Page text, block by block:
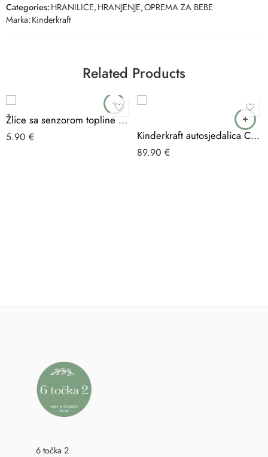
Categories:HRANILICE,HRANJENJE,OPREMA ZA BEBE
Marka:Kinderkraft
Related Products
Žlice sa senzorom topline BOO
5.90 € Kinderkraft autosjedalica Comfort Up i-Size 9-36 kg (76-150 cm), Black
89.90 €
6 točka 2